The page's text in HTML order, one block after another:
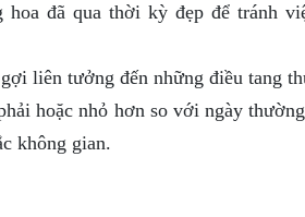
hoa đã qua thời kỳ đẹp để tránh
liên tưởng đến những điều tang
hoặc nhỏ hơn so với ngày
không gian.